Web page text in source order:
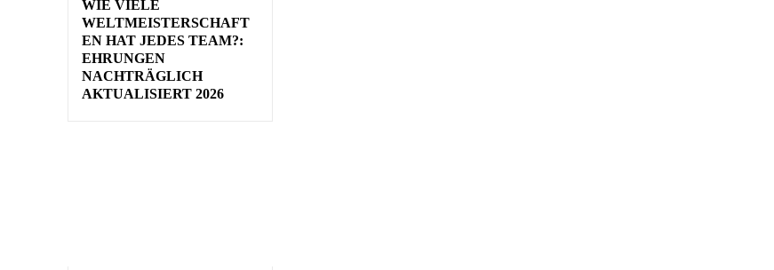
WIE VIELE
WELTMEISTERSCHAFT
EN HAT JEDES TEAM?:
EHRUNGEN
NACHTRÄGLICH
AKTUALISIERT 2026